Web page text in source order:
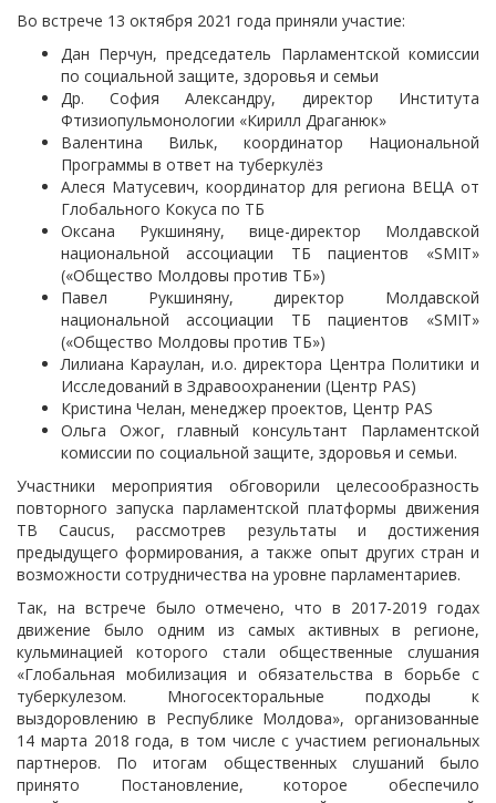
Во встрече 13 октября 2021 года приняли участие:
Дан Перчун, председатель Парламентской комиссии
по социальной защите, здоровья и семьи
Др. София Александру, директор Института
Фтизиопульмонологии «Кирилл Драганюк»
Валентина Вильк, координатор Национальной
Программы в ответ на туберкулёз
Алеся Матусевич, координатор для региона ВЕЦА от
Глобального Кокуса по ТБ
Оксана Рукшиняну, вице-директор Молдавской
национальной ассоциации ТБ пациентов «SMIT»
(«Общество Молдовы против ТБ»)
Павел Рукшиняну, директор Молдавской
национальной ассоциации ТБ пациентов «SMIT»
(«Общество Молдовы против ТБ»)
Лилиана Караулан, и.о. директора Центра Политики и
Исследований в Здравоохранении (Центр PAS)
Кристина Челан, менеджер проектов, Центр PAS
Ольга Ожог, главный консультант Парламентской
комиссии по социальной защите, здоровья и семьи.
Участники мероприятия обговорили целесообразность
повторного запуска парламентской платформы движения
TB Caucus, рассмотрев результаты и достижения
предыдущего формирования, а также опыт других стран и
возможности сотрудничества на уровне парламентариев.
Так, на встрече было отмечено, что в 2017-2019 годах
движение было одним из самых активных в регионе,
кульминацией которого стали общественные слушания
«Глобальная мобилизация и обязательства в борьбе с
туберкулезом. Многосекторальные подходы к
выздоровлению в Республике Молдова», организованные
14 марта 2018 года, в том числе с участием региональных
партнеров. По итогам общественных слушаний было
принято Постановление, которое обеспечило